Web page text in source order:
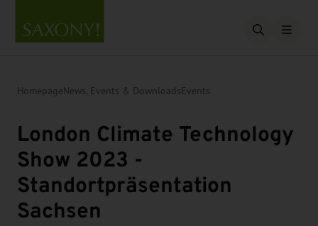
Open
Homepage News, Events & Downloads Events
London Climate Technology
Show 2023 -
Standortpräsentation
Sachsen